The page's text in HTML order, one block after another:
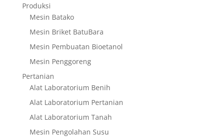
Produksi
Mesin Batako
Mesin Briket BatuBara
Mesin Pembuatan Bioetanol
Mesin Penggoreng
Pertanian
Alat Laboratorium Benih
Alat Laboratorium Pertanian
Alat Laboratorium Tanah
Mesin Pengolahan Susu